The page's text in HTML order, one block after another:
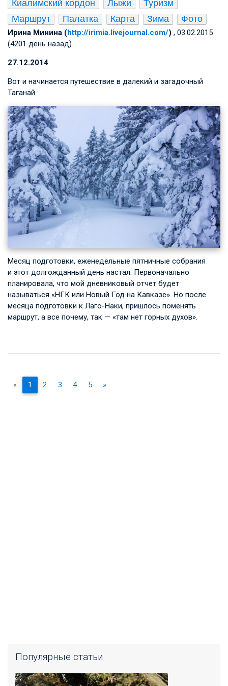
Киалимский кордон Лыжи
Туризм
Маршрут
Палатка Карта Зима Фото
Ирина Минина (http://irimia.livejournal.com/) , 03.02.2015
(4201 день назад)
27.12.2014
Вот и начинается путешествие в далекий и загадочный
Таганай.
Месяц подготовки, еженедельные пятничные собрания
и этот долгожданный день настал. Первоначально
планировала, что мой дневниковый отчет будет
называться «НГК или Новый Год на Кавказе». Но после
месяца подготовки к Лаго-Наки, пришлось поменять
маршрут, а все почему, так — «там нет горных духов».
« 1 2 3 4 5 »
Популярные статьи